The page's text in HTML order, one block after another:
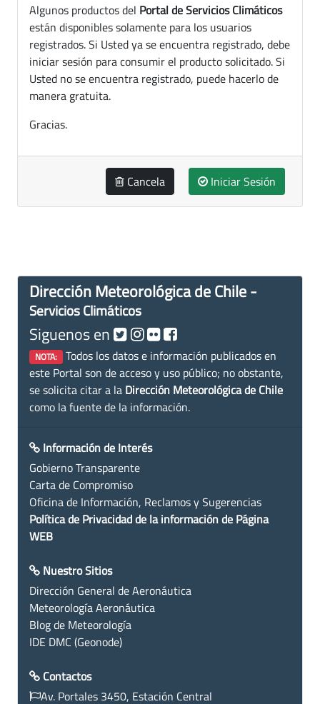
Algunos productos del Portal de Servicios Climáticos
están disponibles solamente para los usuarios
registrados. Si Usted ya se encuentra registrado, debe
iniciar sesión para consumir el producto solicitado. Si
Usted no se encuentra registrado, puede hacerlo de
manera gratuita.
Gracias.
Cancela Iniciar Sesión
Dirección Meteorológica de Chile -
Servicios Climáticos
Siguenos en
NOTA: Todos los datos e información publicados en
este Portal son de acceso y uso público; no obstante,
se solicita citar a la Dirección Meteorológica de Chile
como la fuente de la información.
Información de Interés
Gobierno Transparente
Carta de Compromiso
Oficina de Información, Reclamos y Sugerencias
Política de Privacidad de la información de Página
WEB
Nuestro Sitios
Dirección General de Aeronáutica
Meteorología Aeronáutica
Blog de Meteorología
IDE DMC (Geonode)
Contactos
Av. Portales 3450, Estación Central